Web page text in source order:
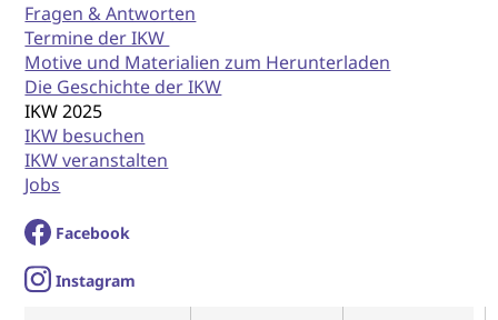
Fragen & Antworten
Termine der IKW
Motive und Materialien zum Herunterladen
Die Geschichte der IKW
IKW 2025
IKW besuchen
IKW veranstalten
Jobs
Facebook
Instagram